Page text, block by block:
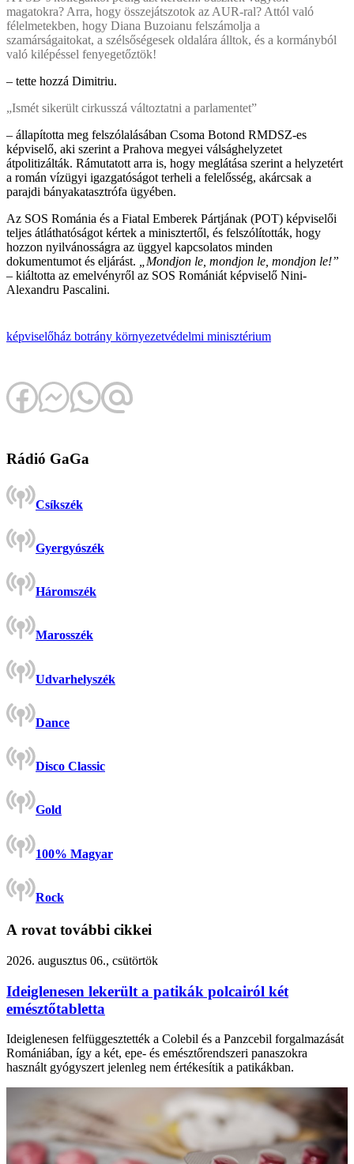
magatokra? Arra, hogy összejátszotok az AUR-ral? Attól való
félelmetekben, hogy Diana Buzoianu felszámolja a
szamárságaitokat, a szélsőségesek oldalára álltok, és a kormányból
való kilépéssel fenyegetőztök!
– tette hozzá Dimitriu.
„Ismét sikerült cirkusszá változtatni a parlamentet”
– állapította meg felszólalásában Csoma Botond RMDSZ-es
képviselő, aki szerint a Prahova megyei válsághelyzetet
átpolitizálták. Rámutatott arra is, hogy meglátása szerint a helyzetért
a román vízügyi igazgatóságot terheli a felelősség, akárcsak a
parajdi bányakatasztrófa ügyében.
Az SOS Románia és a Fiatal Emberek Pártjának (POT) képviselői
teljes átláthatóságot kértek a minisztertől, és felszólították, hogy
hozzon nyilvánosságra az üggyel kapcsolatos minden
dokumentumot és eljárást. „Mondjon le, mondjon le, mondjon le!”
– kiáltotta az emelvényről az SOS Romániát képviselő Nini-
Alexandru Pascalini.
képviselőház botrány környezetvédelmi minisztérium
Rádió GaGa
Csíkszék
Gyergyószék
Háromszék
Marosszék
Udvarhelyszék
Dance
Disco Classic
Gold
100% Magyar
Rock
A rovat további cikkei
2026. augusztus 06., csütörtök
Ideiglenesen lekerült a patikák polcairól két
emésztőtabletta
Ideiglenesen felfüggesztették a Colebil és a Panzcebil forgalmazását
Romániában, így a két, epe- és emésztőrendszeri panaszokra
használt gyógyszert jelenleg nem értékesítik a patikákban.